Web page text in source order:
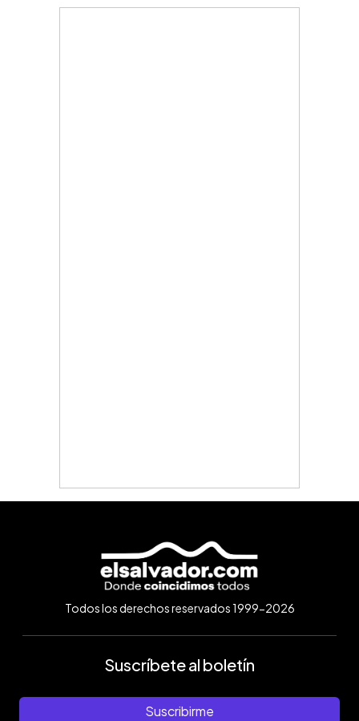
Todos los derechos reservados 1999-2026
Suscríbete al boletín
Suscribirme